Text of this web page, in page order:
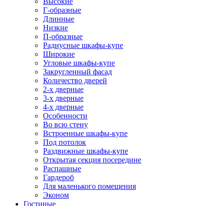
Г-образные
Длинные
Низкие
П-образные
Радиусные шкафы-купе
Широкие
Угловые шкафы-купе
Закругленный фасад
Количество дверей
2-х дверные
3-х дверные
4-х дверные
Особенности
Во всю стену
Встроенные шкафы-купе
Под потолок
Раздвижные шкафы-купе
Открытая секция посередине
Распашные
Гардероб
Для маленького помещения
Эконом
Гостиные